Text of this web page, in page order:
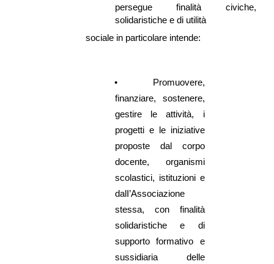
persegue finalità civiche,
solidaristiche e di utilità
sociale in particolare intende:
•
Promuovere,
finanziare, sostenere,
gestire le attività, i
progetti e le iniziative
proposte dal corpo
docente, organismi
scolastici, istituzioni e
dalI’Associazione
stessa, con finalità
solidaristiche e di
supporto formativo e
sussidiaria delle